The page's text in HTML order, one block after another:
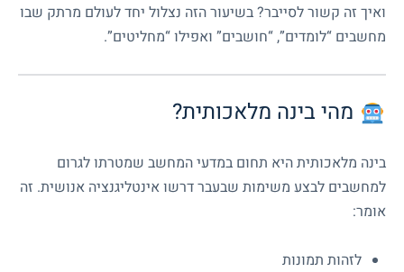
ואיך זה קשור לסייבר? בשיעור הזה נצלול יחד לעולם מרתק שבו
מחשבים “לומדים”, “חושבים” ואפילו “מחליטים”.
מהי בינה מלאכותית?
בינה מלאכותית היא תחום במדעי המחשב שמטרתו לגרום
למחשבים לבצע משימות שבעבר דרשו אינטליגנציה אנושית. זה
אומר:
לזהות תמונות